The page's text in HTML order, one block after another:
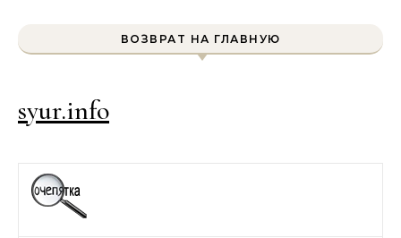
ВОЗВРАТ НА ГЛАВНУЮ
syur.info